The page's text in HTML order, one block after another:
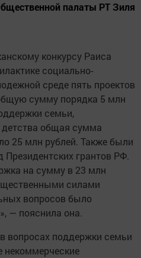
палаты РТ Зиля
конкурсу Раиса
социально-
среде пять проектов
сумму порядка 5 млн
семьи,
детства общая сумма
25 млн рублей. Также были
грантов РФ.
на сумму в 23 млн
силами
вопросов было
— пояснила она.
вопросах поддержки семьи